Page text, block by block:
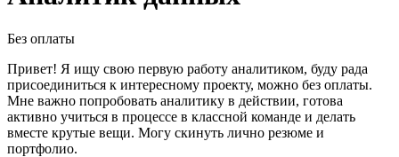
Без оплаты
Привет! Я ищу свою первую работу аналитиком, буду рада
присоединиться к интересному проекту, можно без оплаты.
Мне важно попробовать аналитику в действии, готова
активно учиться в процессе в классной команде и делать
вместе крутые вещи. Могу скинуть лично резюме и
портфолио.